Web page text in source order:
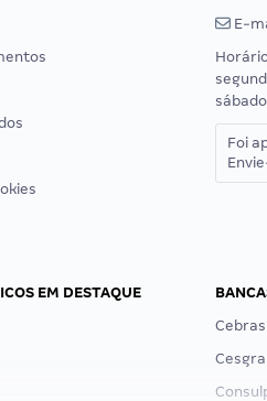
E-
Foi
EM DESTAQUE